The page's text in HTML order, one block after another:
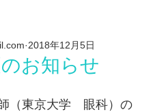
お知らせ
2018年12月5日
（東京大学　眼科）の